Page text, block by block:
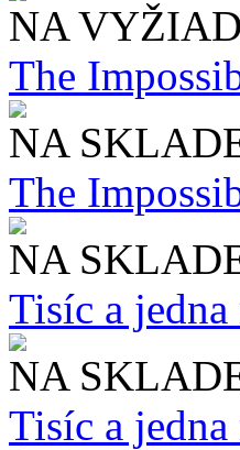
NA
The
NA
The
NA
Tisíc a
NA
Tisíc a